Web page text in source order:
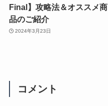
Final】攻略法＆オススメ商
品のご紹介
2024年3月23日
コメント